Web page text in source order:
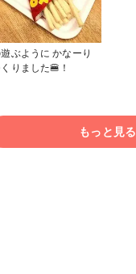
ぶように かなーり
りました🍔！
もっと見る